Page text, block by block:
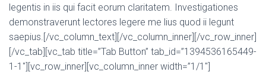
legentis in iis qui facit eorum claritatem. Investigationes
demonstraverunt lectores legere me lius quod ii legunt
saepius.[/vc_column_text][/vc_column_inner][/vc_row_inner]
[/vc_tab][vc_tab title=”Tab Button” tab_id=”1394536165449-
1-1″][vc_row_inner][vc_column_inner width=”1/1″]